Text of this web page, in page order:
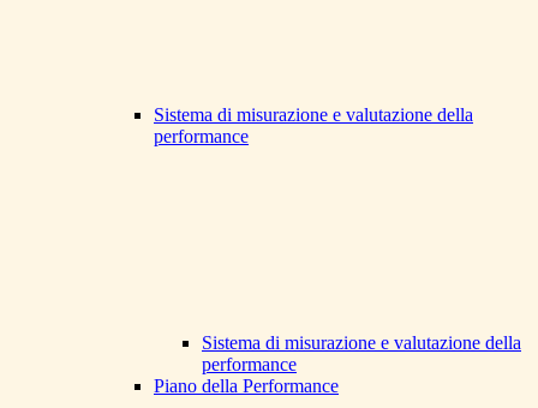
Sistema di misurazione e valutazione della
performance
Sistema di misurazione e valutazione della
performance
Piano della Performance